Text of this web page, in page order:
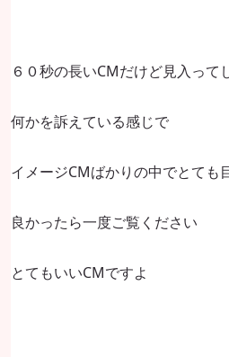
６０秒の長いCMだけど見入って
何かを訴えている感じで
イメージCMばかりの中でとても
良かったら一度ご覧ください
とてもいいCMですよ